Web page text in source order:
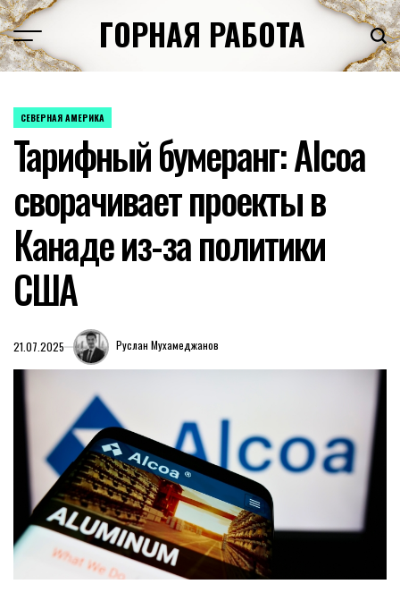
Перейти
к
содержимому
ГОРНАЯ РАБОТА
ОПУБЛИКОВАНО
СЕВЕРНАЯ АМЕРИКА
Тарифный бумеранг: Alcoa
сворачивает проекты в
Канаде из-за политики
США
21.07.2025 Руслан Мухамеджанов